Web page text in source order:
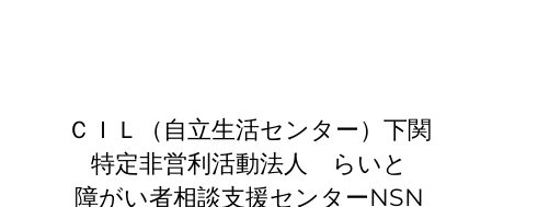
​ＣＩＬ（自立生活センター）下関
特定非営利活動法人 らいと
​​障がい者相談支援センターNSN